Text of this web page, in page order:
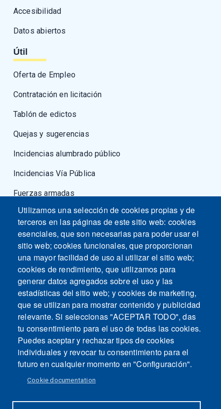
Accesibilidad
Datos abiertos
Útil
Oferta de Empleo
Contratación en licitación
Tablón de edictos
Quejas y sugerencias
Incidencias alumbrado público
Incidencias Vía Pública
Fuerzas armadas
Utilizamos una selección de cookies propias y de
terceros en las páginas de este sitio web: cookies
esenciales, que son necesarias para poder usar el
sitio web; cookies funcionales, que proporcionan
una mayor facilidad de uso al utilizar el sitio web;
cookies de rendimiento, que utilizamos para
generar datos agregados sobre el uso y las
estadísticas del sitio web; y cookies de marketing,
que se utilizan para mostrar contenido y publicidad
relevante. Si seleccionas "ACEPTAR TODO", das
tu consentimiento para el uso de todas las cookies.
Puedes aceptar y rechazar tipos de cookies
individuales y revocar tu consentimiento para el
futuro en cualquier momento en "Configuración".
Cookie documentation